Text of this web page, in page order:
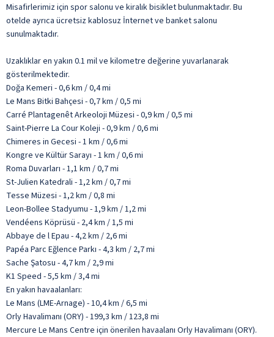
Misafirlerimiz için spor salonu ve kiralık bisiklet bulunmaktadır. Bu
otelde ayrıca ücretsiz kablosuz İnternet ve banket salonu
sunulmaktadır.
Uzaklıklar en yakın 0.1 mil ve kilometre değerine yuvarlanarak
gösterilmektedir.
Doğa Kemeri - 0,6 km / 0,4 mi
Le Mans Bitki Bahçesi - 0,7 km / 0,5 mi
Carré Plantagenêt Arkeoloji Müzesi - 0,9 km / 0,5 mi
Saint-Pierre La Cour Koleji - 0,9 km / 0,6 mi
Chimeres in Gecesi - 1 km / 0,6 mi
Kongre ve Kültür Sarayı - 1 km / 0,6 mi
Roma Duvarları - 1,1 km / 0,7 mi
St-Julien Katedrali - 1,2 km / 0,7 mi
Tesse Müzesi - 1,2 km / 0,8 mi
Leon-Bollee Stadyumu - 1,9 km / 1,2 mi
Vendéens Köprüsü - 2,4 km / 1,5 mi
Abbaye de l Epau - 4,2 km / 2,6 mi
Papéa Parc Eğlence Parkı - 4,3 km / 2,7 mi
Sache Şatosu - 4,7 km / 2,9 mi
K1 Speed - 5,5 km / 3,4 mi
En yakın havaalanları:
Le Mans (LME-Arnage) - 10,4 km / 6,5 mi
Orly Havalimanı (ORY) - 199,3 km / 123,8 mi
Mercure Le Mans Centre için önerilen havaalanı Orly Havalimanı (ORY).